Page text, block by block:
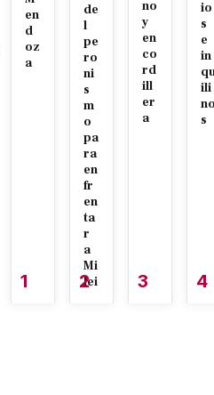
en
d
oz
a
1
de
l
pe
ro
ni
s
m
o
pa
ra
en
fr
en
ta
r
a
Mi
lei
2
no
y
en
co
rd
ill
er
a
3
io
s
e
in
ili
no
s
4